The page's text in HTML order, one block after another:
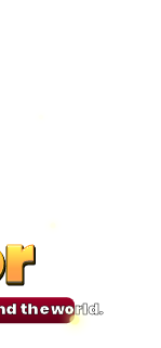
the world.